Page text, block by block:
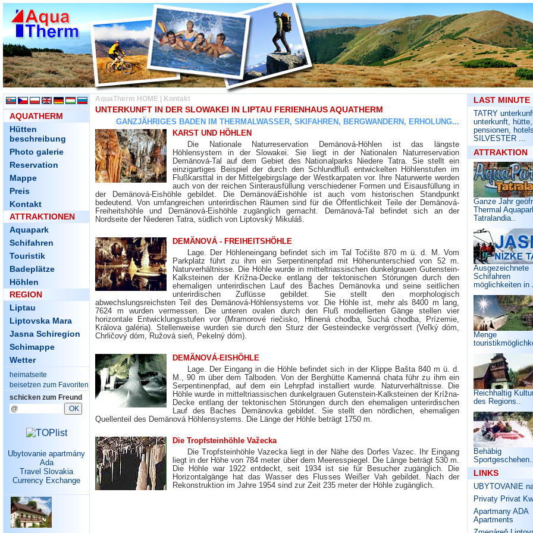
AQUATHERM
Hütten
beschreibung
Photo galerie
Reservation
Mappe
Preis
Kontakt
ATTRAKTIONEN
Aquapark
Schifahren
Touristik
Badeplätze
Höhlen
REGION
Liptau
Liptovska Mara
Jasna Schiregion
Schimappe
Wetter
heimatseite
beisetzen zum Favoriten
schicken zum Freund
Ubytovanie apartmány
Ada
Travel Slovakia
Currency Exchange
AquaTherm HOME Kontakt
UNTERKUNFT IN DER SLOWAKEI IN LIPTAU FERIENHAUS AQUATHERM
GANZJÄHRIGES BADEN IM THERMALWASSER, SKIFAHREN, BERGWANDERN, ERHOLUNG...
KARST UND HÖHLEN
Die Nationale Naturreservation Demänová-Höhlen ist das längste
Höhlensystem in der Slowakei. Sie liegt in der Nationalen Naturreservation
Demänová-Tal auf dem Gebiet des Nationalparks Niedere Tatra. Sie stellt ein
einzigartiges Beispiel der durch den Schlundfluß entwickelten Höhlenstufen im
Flußkarsttal in der Mittelgebirgslage der Westkarpaten vor. Ihre Naturwerte werden
auch von der reichen Sinterausfüllung verschiedener Formen und Eisausfüllung in
der Demänová-Eishöhle gebildet. Die DemänováEishöhle ist auch vom historischen Standpunkt
bedeutend. Von umfangreichen unterirdischen Räumen sind für die Öffentlichkeit Teile der Demänová-
Freiheitshöhle und Demänová-Eishöhle zugänglich gemacht. Demänová-Tal befindet sich an der
Nordseite der Niederen Tatra, südlich von Liptovský Mikuláš.
DEMÄNOVÁ - FREIHEITSHÖHLE
Lage. Der Höhleneingang befindet sich im Tal Točište 870 m ü. d. M. Vom
Parkplatz führt zu ihm ein Serpentinenpfad mit Höhenunterschied von 52 m.
Naturverhältnisse. Die Höhle wurde in mitteltriassischen dunkelgrauen Gutenstein-
Kalksteinen der Krížna-Decke entlang der tektonischen Störungen durch den
ehemaligen unterirdischen Lauf des Baches Demänovka und seine seitlichen
unterirdischen Zuflüsse gebildet. Sie stellt den morphologisch
abwechslungsreichsten Teil des Demänová-Höhlensystems vor. Die Höhle ist, mehr als 8400 m lang,
7624 m wurden vermessen. Die unteren ovalen durch den Fluß modellierten Gänge stellen vier
horizontale Entwicklungsstufen vor (Mramorové riečisko, Hlinená chodba, Suchá chodba, Prízemie,
Králova galéria). Stellenweise wurden sie durch den Sturz der Gesteindecke vergrössert (Veľký dóm,
Chrličový dóm, Ružová sieň, Pekelný dóm).
DEMÄNOVÁ-EISHÖHLE
Lage. Der Eingang in die Höhle befindet sich in der Klippe Bašta 840 m ü. d.
M., 90 m über dem Talboden. Von der Berghütte Kamenná chata führ zu ihm ein
Serpentinenpfad, auf dem ein Lehrpfad installiert wurde. Naturverhältnisse. Die
Höhle wurde in mitteltriassischen dunkelgrauen Gutenstein-Kalksteinen der Krížna-
Decke entlang der tektonischen Störungen durch den ehemaligen unterirdischen
Lauf des Baches Demänovka gebildet. Sie stellt den nördlichen, ehemaligen
Quellenteil des Demänová Höhlensystems. Die Länge der Höhle beträgt 1750 m.
Die Tropfsteinhöhle Važecka
Die Tropfsteinhöhle Vazecka liegt in der Nähe des Dorfes Vazec. Ihr Eingang
liegt in der Höhe von 784 meter über dem Meeresspiegel. Die Länge beträgt 530 m.
Die Höhle war 1922 entdeckt, seit 1934 ist sie für Besucher zugänglich. Die
Horizontalgänge hat das Wasser des Flusses Weißer Vah gebildet. Nach der
Rekonstruktion im Jahre 1954 sind zur Zeit 235 meter der Höhle zugänglich.
LAST MINUTE
TATRY
unterkunft, hütte,
pensionen,
SILVESTER ...
ATTRAKTION
Ganze Jahr
Thermal
Tatralandia..
Ausgezeichnete
Schifahren
möglichkeiten in
Menge
Reichhaltig
des Regions..
Behäbig
Sportgeschehen..
LINKS
UBYTOVANIE
Privaty Privat
Apartmany ADA
Apartments